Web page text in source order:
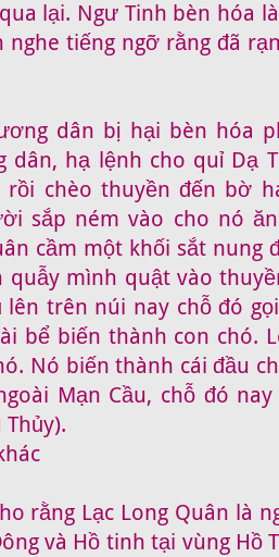
lại. Ngư Tinh bèn hóa
tiếng ngỡ rằng đã
dân bị hại bèn hóa
dân, hạ lệnh cho quỉ Dạ
chèo thuyền đến bờ
sắp ném vào cho nó
cầm một khối sắt nung
quẫy mình quật vào
trên núi nay chỗ đó
bể biến thành con chó.
Nó biến thành cái đầu
Mạn Cầu, chỗ đó
rằng Lạc Long Quân là
và Hồ tinh tại vùng Hồ